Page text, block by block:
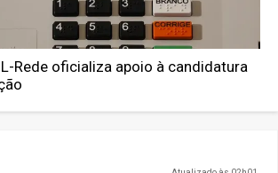
Rede oficializa apoio à candidatura